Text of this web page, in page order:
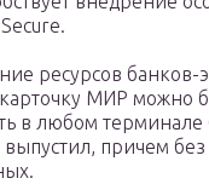
ресурсов банков-
карточку МИР можно
в любом терминале
причем без